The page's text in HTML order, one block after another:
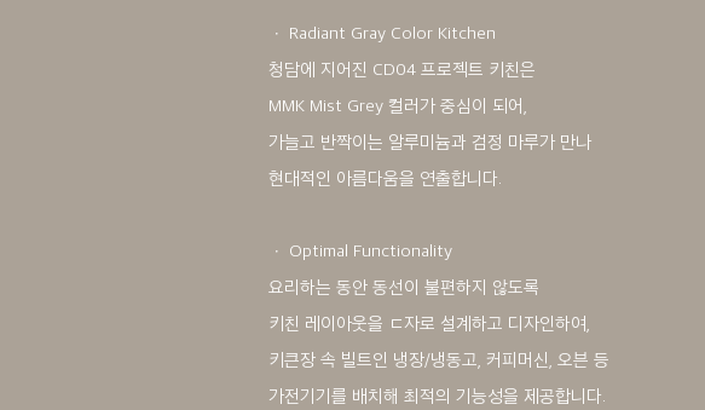
ㆍ Radiant Gray Color Kitchen
청담에 지어진 CD04 프로젝트 키친은
MMK Mist Grey 컬러가 중심이 되어,
가늘고 반짝이는 알루미늄과 검정 마루가 만나
현대적인 아름다움을 연출합니다.
ㆍ Optimal Functionality
요리하는 동안 동선이 불편하지 않도록
키친 레이아웃을 ㄷ자로 설계하고 디자인하여,
키큰장 속 빌트인 냉장/냉동고, 커피머신, 오븐 등
가전기기를 배치해 최적의 기능성을 제공합니다.